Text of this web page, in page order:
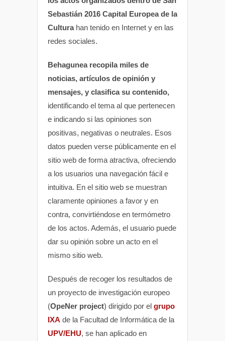
Sebastián 2016 Capital Europea de la
Culturahan tenido en Internet y en las
redes sociales.
Behagunea recopila miles de
noticias, artículos de opinión y
mensajes, y clasifica su contenido,
identificando el tema al que pertenecen
e indicando si las opiniones son
positivas, negativas o neutrales. Esos
datos pueden verse públicamente en el
sitio web de forma atractiva, ofreciendo
a los usuarios una navegación fácil e
intuitiva. En el sitio web se muestran
claramente opiniones a favor y en
contra, convirtiéndose en termómetro
de los actos. Además, el usuario puede
dar su opinión sobre un acto en el
mismo sitio web.
Después de recoger los resultados de
un proyecto de investigación europeo
(OpeNer project) dirigido por el grupo
IXA de la Facultad de Informática de la
UPV/EHU, se han aplicado en